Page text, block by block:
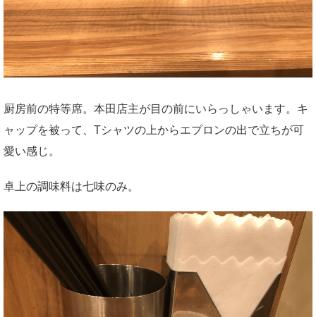
厨房前の特等席。本田店主が目の前にいらっしゃいます。キ
ャップを被って、Tシャツの上からエプロンの出で立ちが可
愛い感じ。
卓上の調味料は七味のみ。